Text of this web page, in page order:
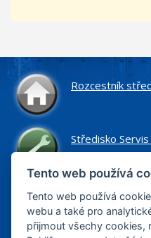
Rozcestník
Středisko
Středisko
Tento web používá
Tento web používá
webu a také pro
přijmout všechy cookies,